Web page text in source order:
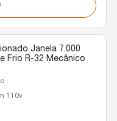
Janela 7.000
Frio R-32 Mecânico
110v